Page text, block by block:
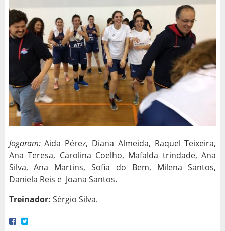
Jogaram:Aida Pérez, Diana Almeida, Raquel Teixeira,
Ana Teresa, Carolina Coelho, Mafalda trindade, Ana
Silva, Ana Martins, Sofia do Bem, Milena Santos,
Daniela Reis e Joana Santos.
Treinador: Sérgio Silva.